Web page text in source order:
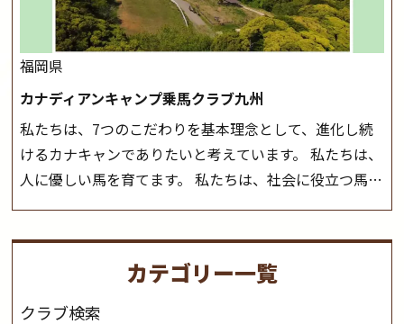
福岡県
カナディアンキャンプ乗馬クラブ九州
私たちは、7つのこだわりを基本理念として、進化し続
けるカナキャンでありたいと考えています。 私たちは、
人に優しい馬を育てます。 私たちは、社会に役立つ馬を
生産します。 私たちは、馬や人々に癒しとなる環境を守
さと魅力を追求します。 私たちは、馬の品種と血統にこ
だわります。 私たちは、乗用馬の質の向上を目指し、生
カテゴリー一覧
クラブ検索